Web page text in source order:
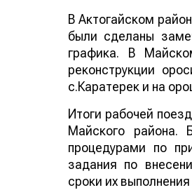
В Актогайском
были сделаны
графика. В
реконструкции
с.Каратерек и на
Итоги рабочей
Майского района.
процедурами по
задания по
сроки их